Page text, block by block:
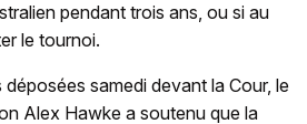
pendant trois ans, ou si au
le tournoi.
samedi devant la Cour, le
Alex Hawke a soutenu que la